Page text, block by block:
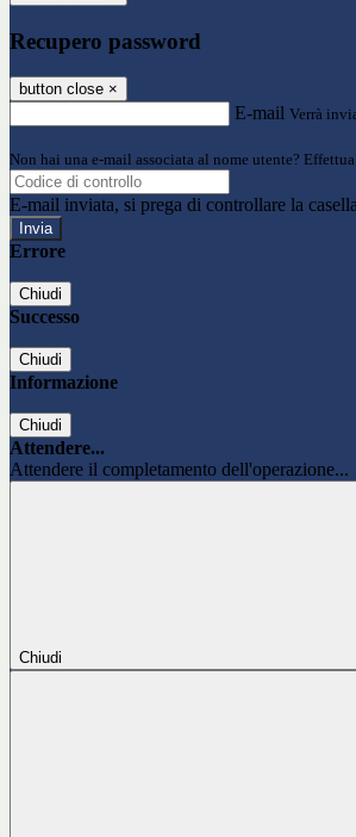
Recupero password
button close ×
E-mail Verrà
Non hai una e-mail associata al nome utente?
E-mail inviata, si prega di controllare la
Errore
Chiudi
Successo
Chiudi
Informazione
Chiudi
Attendere...
Attendere il completamento dell'operazione...
Chiudi